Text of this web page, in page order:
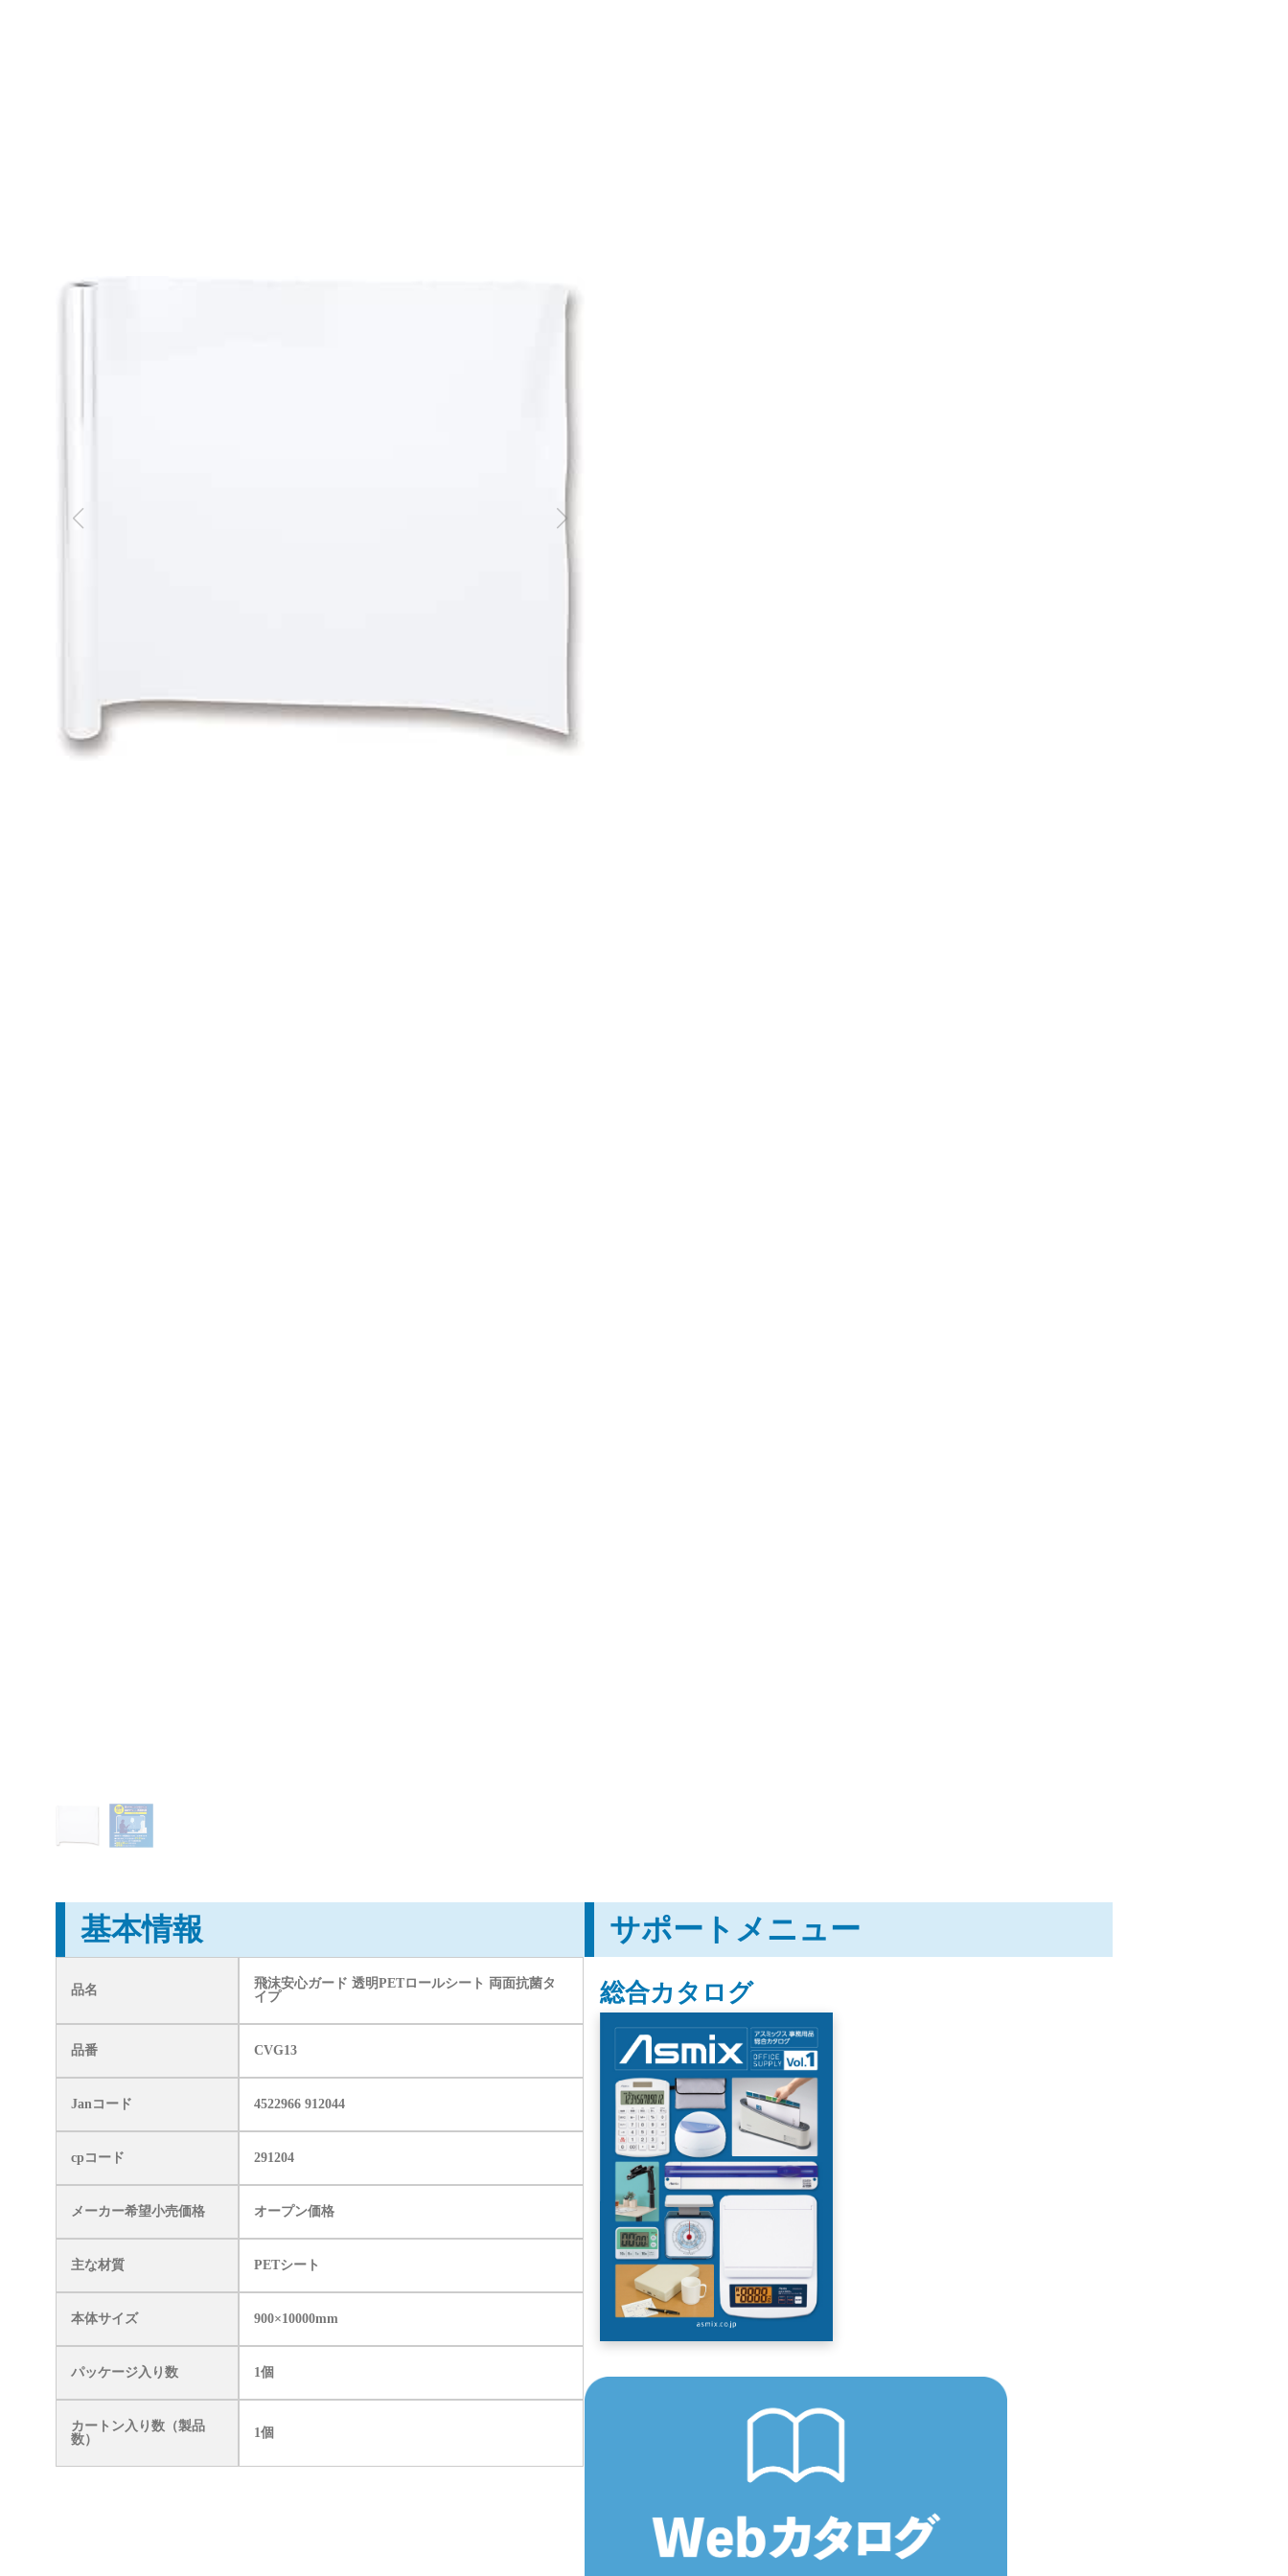
基本情報
品名
飛沫安心ガード 透明PETロールシート 両面抗菌タ
イプ
品番 CVG13
Janコード 4522966 912044
cpコード 291204
メーカー希望小売価格 オープン価格
主な材質 PETシート
本体サイズ 900×10000mm
パッケージ入り数 1個
カートン入り数（製品
数）
1個
サポートメニュー
総合カタログ